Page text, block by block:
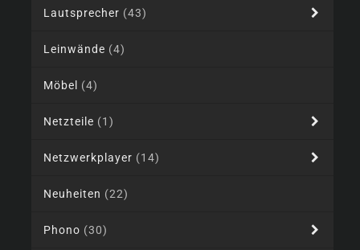
Lautsprecher (43)
Leinwände (4)
Möbel (4)
Netzteile (1)
Netzwerkplayer (14)
Neuheiten (22)
Phono (30)